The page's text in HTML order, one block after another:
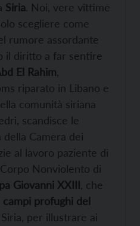
Siria. Noi, vere vittime
scegliere come
rumore assordante
il diritto a far sentire
El Rahim
riparato in Libano e
comunità siriana
scandisce le
della Camera dei
al lavoro paziente di
Corpo Nonviolento di
Giovanni XXIII , che
campi profughi del
per illustrare ai